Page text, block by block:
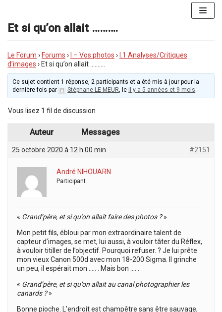
au
contenu
Et si qu’on allait ……….
Le Forum › Forums › I – Vos photos ›
I.1 Analyses/Critiques
d’images › Et si qu’on allait ……….
Ce sujet contient 1 réponse, 2 participants et a été mis à jour pour la
dernière fois par
Stéphane LE MEUR, le il y a 5 années et 9 mois.
Vous lisez 1 fil de discussion
Auteur Messages
25 octobre 2020 à 12 h 00 min #2151
André NIHOUARN
Participant
« Grand’père, et si qu’on allait faire des photos ?».
Mon petit fils, ébloui par mon extraordinaire talent de
capteur d’images, se met, lui aussi, à vouloir tâter du Réflex,
à vouloir titiller de l’objectif. Pourquoi refuser. ? Je lui prête
mon vieux Canon 500d avec mon 18-200 Sigma. Il grinche
un peu, il espérait mon ….. . Mais bon …. .
« Grand’père, et si qu’on allait au canal photographier les
canards ?»
Bonne pioche. L’endroit est champêtre sans être sauvage,